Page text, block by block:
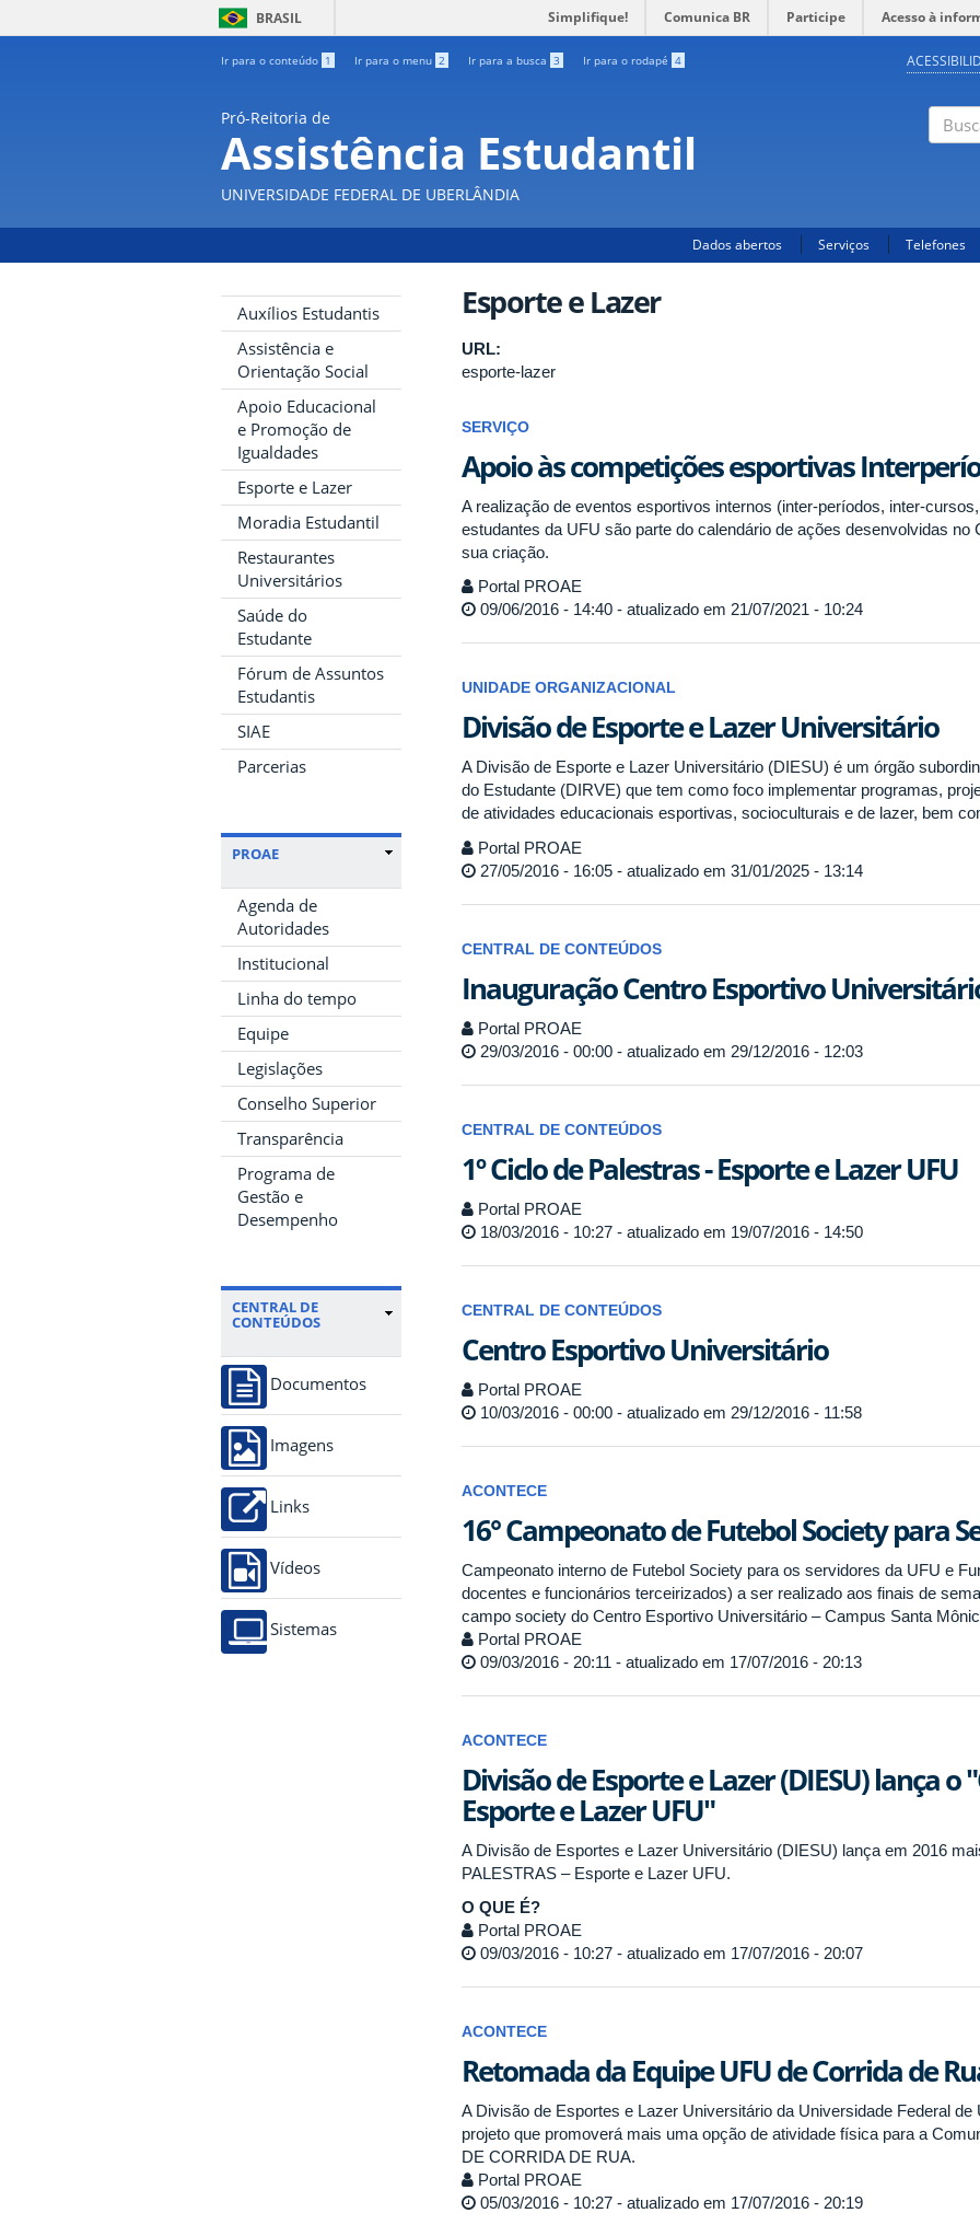
BRASIL Simplifique! Comunica BR Participe Acesso à
Ir para o conteúdo 1 Ir para o menu 2 Ir para a busca 3 Ir para o rodapé 4
Pró-Reitoria de
Assistência Estudantil
UNIVERSIDADE FEDERAL DE UBERLÂNDIA
Dados abertos Serviços Telefones
Auxílios Estudantis
Assistência e
Orientação Social
Apoio Educacional
e Promoção de
Igualdades
Esporte e Lazer
Moradia Estudantil
Restaurantes
Universitários
Saúde do
Estudante
Fórum de Assuntos
Estudantis
SIAE
Parcerias
PROAE
Agenda de
Autoridades
Institucional
Linha do tempo
Equipe
Legislações
Conselho Superior
Transparência
Programa de
Gestão e
Desempenho
CENTRAL DE
CONTEÚDOS
Documentos
Imagens
Links
Vídeos
Sistemas
Esporte e Lazer
URL:
esporte-lazer
SERVIÇO
Apoio às competições esportivas
A realização de eventos esportivos internos (inter-períodos, inter-
estudantes da UFU são parte do calendário de ações desenvolvidas
sua criação.
Portal PROAE
09/06/2016 - 14:40 - atualizado em 21/07/2021 - 10:24
UNIDADE ORGANIZACIONAL
Divisão de Esporte e Lazer Universitário
A Divisão de Esporte e Lazer Universitário (DIESU) é um órgão
do Estudante (DIRVE) que tem como foco implementar programas,
de atividades educacionais esportivas, socioculturais e de lazer, bem
Portal PROAE
27/05/2016 - 16:05 - atualizado em 31/01/2025 - 13:14
CENTRAL DE CONTEÚDOS
Inauguração Centro Esportivo
Portal PROAE
29/03/2016 - 00:00 - atualizado em 29/12/2016 - 12:03
CENTRAL DE CONTEÚDOS
1º Ciclo de Palestras - Esporte e Lazer UFU
Portal PROAE
18/03/2016 - 10:27 - atualizado em 19/07/2016 - 14:50
CENTRAL DE CONTEÚDOS
Centro Esportivo Universitário
Portal PROAE
10/03/2016 - 00:00 - atualizado em 29/12/2016 - 11:58
ACONTECE
16° Campeonato de Futebol Society para
Campeonato interno de Futebol Society para os servidores da UFU e
docentes e funcionários terceirizados) a ser realizado aos finais de
campo society do Centro Esportivo Universitário – Campus Santa
Portal PROAE
09/03/2016 - 20:11 - atualizado em 17/07/2016 - 20:13
ACONTECE
Divisão de Esporte e Lazer (DIESU) lança o
Esporte e Lazer UFU"
A Divisão de Esportes e Lazer Universitário (DIESU) lança em 2016
PALESTRAS – Esporte e Lazer UFU.
O QUE É?
Portal PROAE
09/03/2016 - 10:27 - atualizado em 17/07/2016 - 20:07
ACONTECE
Retomada da Equipe UFU de Corrida de
A Divisão de Esportes e Lazer Universitário da Universidade Federal de
projeto que promoverá mais uma opção de atividade física para a
DE CORRIDA DE RUA.
Portal PROAE
05/03/2016 - 10:27 - atualizado em 17/07/2016 - 20:19